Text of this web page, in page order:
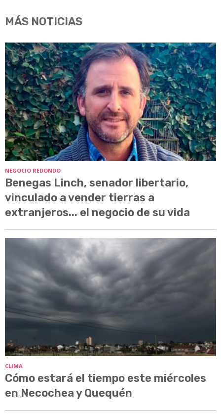
MÁS NOTICIAS
NEGOCIO REDONDO
Benegas Linch, senador libertario,
vinculado a vender tierras a
extranjeros... el negocio de su vida
CLIMA
Cómo estará el tiempo este miércoles
en Necochea y Quequén